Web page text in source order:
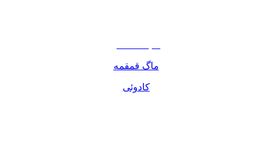
ماگ قمقمه
کادوئی